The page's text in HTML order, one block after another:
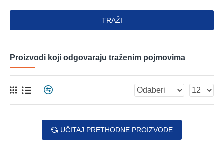
TRAŽI
Proizvodi koji odgovaraju traženim pojmovima
UČITAJ PRETHODNE PROIZVODE